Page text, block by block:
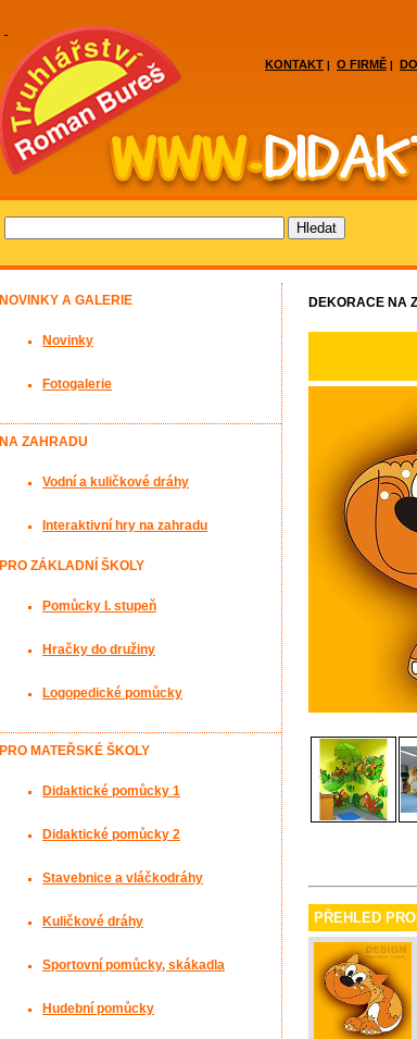
KONTAKT | O FIRMĚ |
DEKORACE NA
PŘEHLED
NOVINKY A GALERIE
Novinky
Fotogalerie
NA ZAHRADU
Vodní a kuličkové dráhy
Interaktivní hry na zahradu
PRO ZÁKLADNÍ ŠKOLY
Pomůcky I. stupeň
Hračky do družiny
Logopedické pomůcky
PRO MATEŘSKÉ ŠKOLY
Didaktické pomůcky 1
Didaktické pomůcky 2
Stavebnice a vláčkodráhy
Kuličkové dráhy
Sportovní pomůcky, skákadla
Hudební pomůcky